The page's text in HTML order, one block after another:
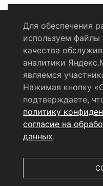
Политика
Согласие на
© 2004 - 2026
ЭЛ № ФС 77 - 79754 от
технологий и
Для обеспечения
используем файлы
качества
аналитики
являемся
Нажимая кнопку
подтверждаете,
политику
согласие на
данных.